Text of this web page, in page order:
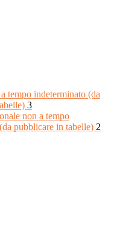
tempo indeterminato (da
3
non a tempo
pubblicare in tabelle) 2